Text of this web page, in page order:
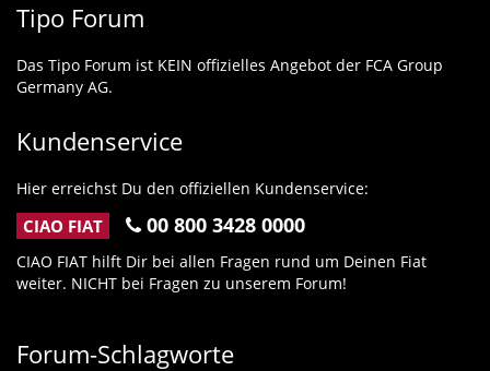
Tipo Forum
Das Tipo Forum ist KEIN offizielles Angebot der FCA Group
Germany AG.
Kundenservice
Hier erreichst Du den offiziellen Kundenservice:
CIAO FIAT 00 800 3428 0000
CIAO FIAT hilft Dir bei allen Fragen rund um Deinen Fiat
weiter. NICHT bei Fragen zu unserem Forum!
Forum-Schlagworte